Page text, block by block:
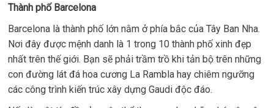
Thành phố Barcelona
Barcelona là thành phố lớn nằm ở phía bắc của Tây Ban Nha.
Nơi đây được mệnh danh là 1 trong 10 thành phố xinh đẹp
nhất trên thế giới. Bạn sẽ phải trầm trồ khi tản bộ trên những
con đường lát đá hoa cương La Rambla hay chiêm ngưỡng
các công trình kiến trúc xây dựng Gaudi độc đáo.